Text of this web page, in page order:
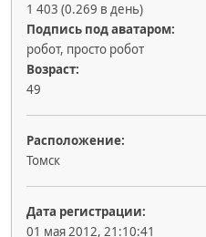
1 403 (0.269 в день)
Подпись под аватаром:
робот, просто робот
Возраст:
49
Расположение:
Томск
Дата регистрации:
01 мая 2012, 21:10:41